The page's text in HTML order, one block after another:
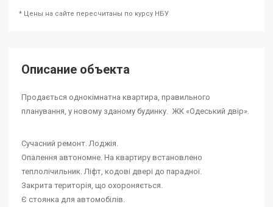
* Цены на сайте пересчитаны по курсу НБУ
Описание объекта
Продається однокімнатна квартира, правильного
планування, у новому зданому будинку. ЖК «Одеський двір».
Сучасний ремонт. Лоджія.
Опалення автономне. На квартиру встановлено
теплолічильник. Ліфт, кодові двері до парадної.
Закрита територія, що охороняється.
Є стоянка для автомобілів.